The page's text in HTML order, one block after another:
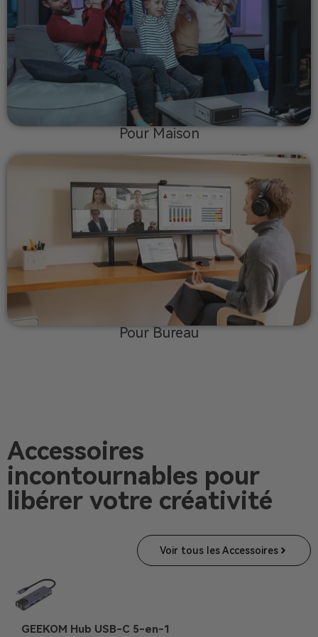
Pour Maison
Pour Bureau
Accessoires
incontournables pour
libérer votre créativité
Voir tous les Accessoires
GEEKOM Hub USB-C 5-en-1